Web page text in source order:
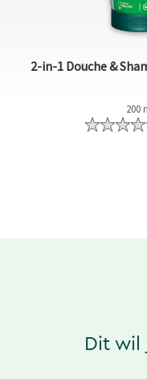
2-in-1 Douche &
200
Dit wil